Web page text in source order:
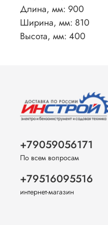
Длина, мм: 900
Ширина, мм: 810
Высота, мм: 400
+79059056171
По всем вопросам
+79516095516
интернет-магазин